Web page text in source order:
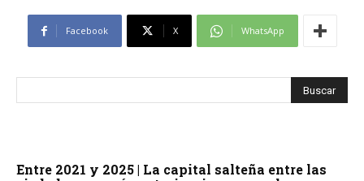
Facebook X WhatsApp
Entre 2021 y 2025 | La capital salteña entre las